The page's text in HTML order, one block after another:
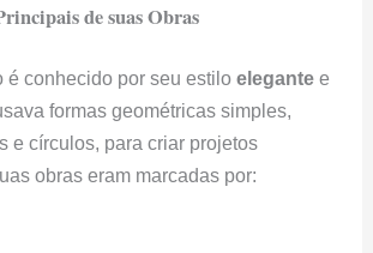
de suas Obras
é conhecido por seu estiloelegante e
formas geométricas simples,
e círculos, para criar projetos
obras eram marcadas por: